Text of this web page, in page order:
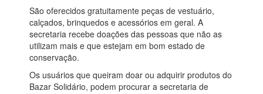
São oferecidos gratuitamente peças de vestuário,
calçados, brinquedos e acessórios em geral. A
secretaria recebe doações das pessoas que não as
utilizam mais e que estejam em bom estado de
conservação.
Os usuários que queiram doar ou adquirir produtos do
Bazar Solidário, podem procurar a secretaria de